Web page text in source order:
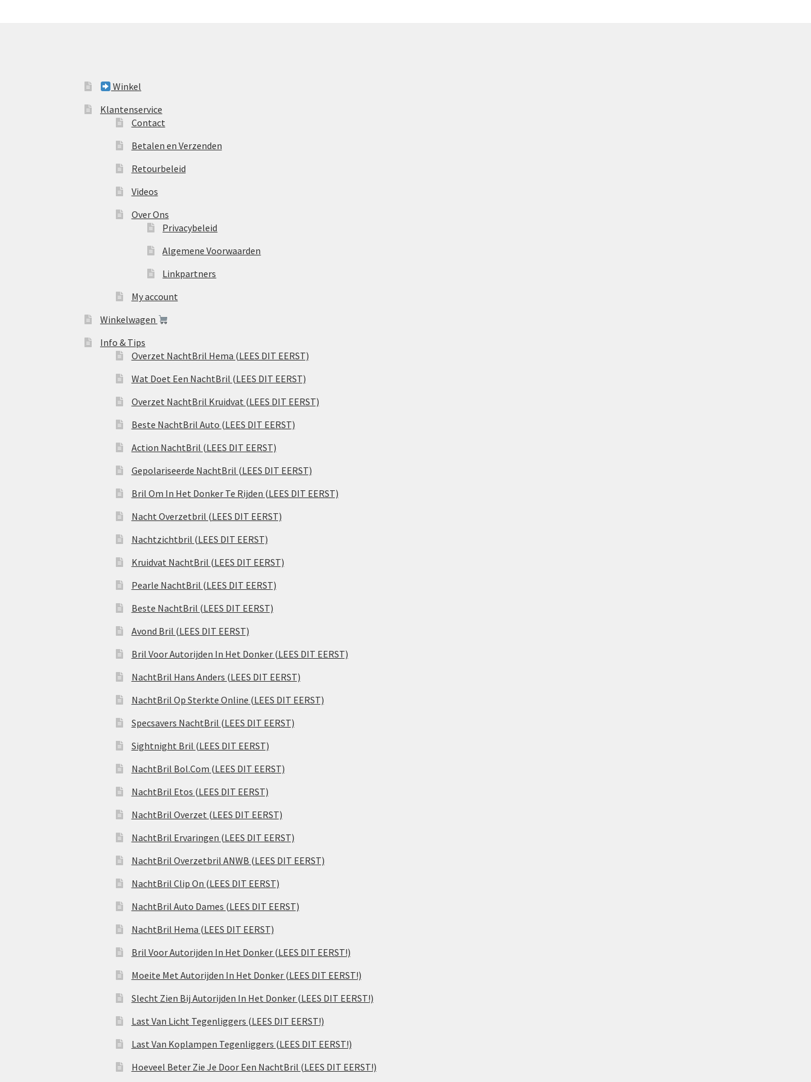
Winkel
Klantenservice
Contact
Betalen en Verzenden
Retourbeleid
Videos
Over Ons
Privacybeleid
Algemene Voorwaarden
Linkpartners
My account
Winkelwagen
Info & Tips
Overzet NachtBril Hema (LEES DIT EERST)
Wat Doet Een NachtBril (LEES DIT EERST)
Overzet NachtBril Kruidvat (LEES DIT EERST)
Beste NachtBril Auto (LEES DIT EERST)
Action NachtBril (LEES DIT EERST)
Gepolariseerde NachtBril (LEES DIT EERST)
Bril Om In Het Donker Te Rijden (LEES DIT EERST)
Nacht Overzetbril (LEES DIT EERST)
Nachtzichtbril (LEES DIT EERST)
Kruidvat NachtBril (LEES DIT EERST)
Pearle NachtBril (LEES DIT EERST)
Beste NachtBril (LEES DIT EERST)
Avond Bril (LEES DIT EERST)
Bril Voor Autorijden In Het Donker (LEES DIT EERST)
NachtBril Hans Anders (LEES DIT EERST)
NachtBril Op Sterkte Online (LEES DIT EERST)
Specsavers NachtBril (LEES DIT EERST)
Sightnight Bril (LEES DIT EERST)
NachtBril Bol.Com (LEES DIT EERST)
NachtBril Etos (LEES DIT EERST)
NachtBril Overzet (LEES DIT EERST)
NachtBril Ervaringen (LEES DIT EERST)
NachtBril Overzetbril ANWB (LEES DIT EERST)
NachtBril Clip On (LEES DIT EERST)
NachtBril Auto Dames (LEES DIT EERST)
NachtBril Hema (LEES DIT EERST)
Bril Voor Autorijden In Het Donker (LEES DIT EERST!)
Moeite Met Autorijden In Het Donker (LEES DIT EERST!)
Slecht Zien Bij Autorijden In Het Donker (LEES DIT EERST!)
Last Van Licht Tegenliggers (LEES DIT EERST!)
Last Van Koplampen Tegenliggers (LEES DIT EERST!)
Hoeveel Beter Zie Je Door Een NachtBril (LEES DIT EERST!)